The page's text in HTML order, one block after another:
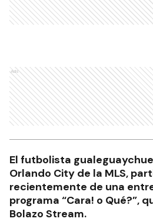
Ads
El futbolista
Orlando City de la MLS,
recientemente de una
programa “Cara! o Qué?”,
Bolazo Stream.